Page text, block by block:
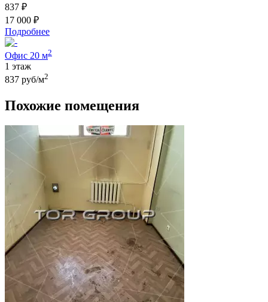
837 ₽
17 000 ₽
Подробнее
Офис 20 м2
1 этаж
837 руб/м2
Похожие помещения